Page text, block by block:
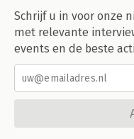
Schrijf u in voor onze
met relevante
events en de beste